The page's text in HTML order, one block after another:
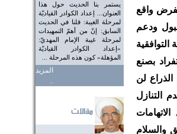
يستمر بنا الحديث حول هذا
العنوان... إعداد الكوادر القياديّة
لمرحلة الغيبة: قلنا في الحديث
السابق: إنّ من أهمّ التمهيدات
لمرحلة غيبة الإمام المهديّ:
«إعداد الكوادر القياديّة
المؤهلة» كون هذه المرحلة ...
المزيد
..
واقع
ودعم
بصنع
لن
التنازل
والسلام